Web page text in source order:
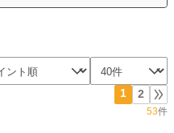
1 2
53件